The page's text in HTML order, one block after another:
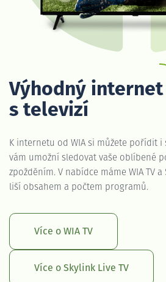
Výhodný internet
s televizí
K internetu od WIA si můžete pořídit i
vám umožní sledovat vaše oblíbené
zpožděním. V nabídce máme WIA TV a
liší obsahem a počtem programů.
Více o WIA TV
Více o Skylink Live TV